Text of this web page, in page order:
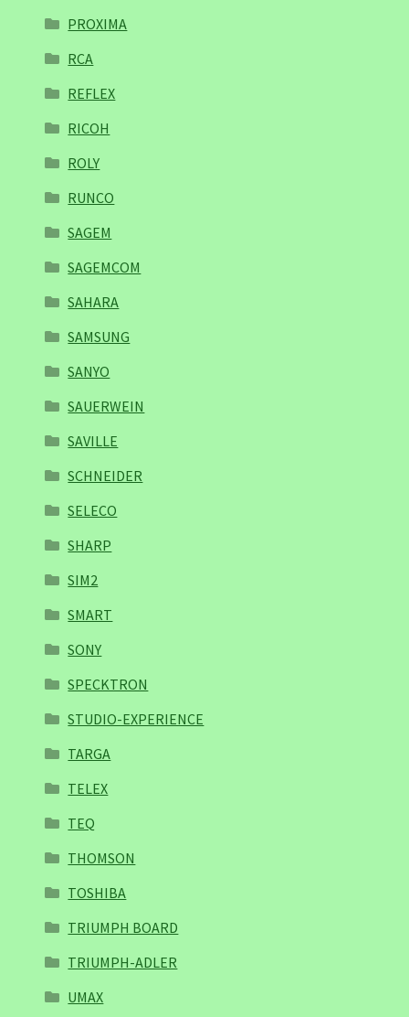
PROXIMA
RCA
REFLEX
RICOH
ROLY
RUNCO
SAGEM
SAGEMCOM
SAHARA
SAMSUNG
SANYO
SAUERWEIN
SAVILLE
SCHNEIDER
SELECO
SHARP
SIM2
SMART
SONY
SPECKTRON
STUDIO-EXPERIENCE
TARGA
TELEX
TEQ
THOMSON
TOSHIBA
TRIUMPH BOARD
TRIUMPH-ADLER
UMAX